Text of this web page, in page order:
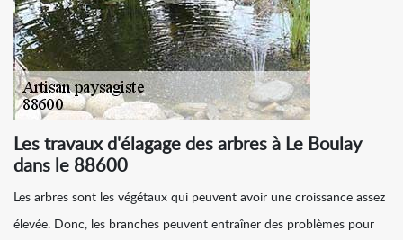
Les travaux d'élagage des arbres à Le Boulay
dans le 88600
Les arbres sont les végétaux qui peuvent avoir une croissance assez
élevée. Donc, les branches peuvent entraîner des problèmes pour